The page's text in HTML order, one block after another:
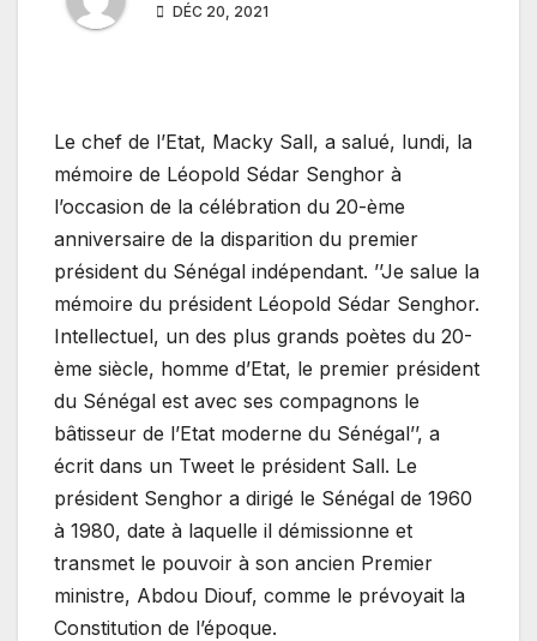
DÉC 20, 2021
Le chef de l’Etat, Macky Sall, a salué, lundi, la
mémoire de Léopold Sédar Senghor à
l’occasion de la célébration du 20-ème
anniversaire de la disparition du premier
président du Sénégal indépendant. ’’Je salue la
mémoire du président Léopold Sédar Senghor.
Intellectuel, un des plus grands poètes du 20-
ème siècle, homme d’Etat, le premier président
du Sénégal est avec ses compagnons le
bâtisseur de l’Etat moderne du Sénégal’’, a
écrit dans un Tweet le président Sall. Le
président Senghor a dirigé le Sénégal de 1960
à 1980, date à laquelle il démissionne et
transmet le pouvoir à son ancien Premier
ministre, Abdou Diouf, comme le prévoyait la
Constitution de l’époque.